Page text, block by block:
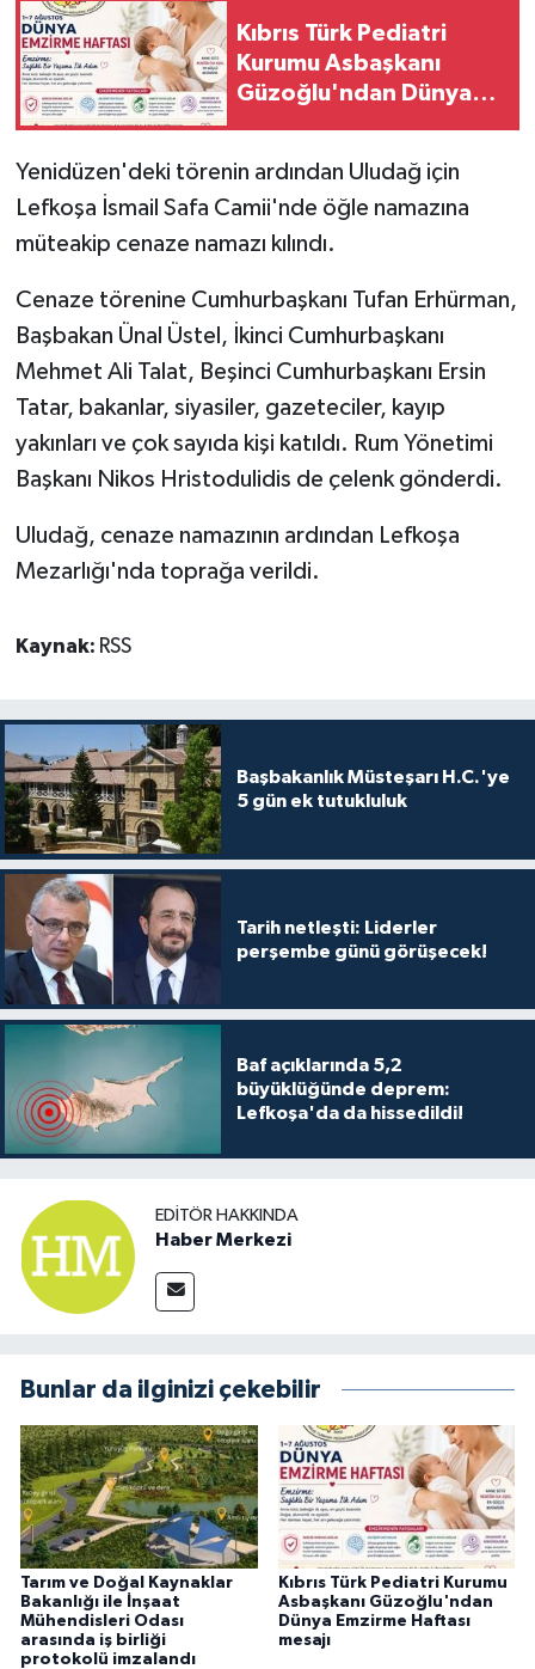
Kıbrıs Türk Pediatri
Kurumu Asbaşkanı
Güzoğlu'ndan Dünya
Yenidüzen'deki törenin ardından Uludağ için
Lefkoşa İsmail Safa Camii'nde öğle namazına
müteakip cenaze namazı kılındı.
Cenaze törenine Cumhurbaşkanı Tufan Erhürman,
Başbakan Ünal Üstel, İkinci Cumhurbaşkanı
Mehmet Ali Talat, Beşinci Cumhurbaşkanı Ersin
Tatar, bakanlar, siyasiler, gazeteciler, kayıp
yakınları ve çok sayıda kişi katıldı. Rum Yönetimi
Başkanı Nikos Hristodulidis de çelenk gönderdi.
Uludağ, cenaze namazının ardından Lefkoşa
Mezarlığı'nda toprağa verildi.
Kaynak: RSS
Başbakanlık Müsteşarı H.C.'ye
5 gün ek tutukluluk
Tarih netleşti: Liderler
perşembe günü görüşecek!
Baf açıklarında 5,2
büyüklüğünde deprem:
Lefkoşa'da da hissedildi!
EDITÖR HAKKINDA
Haber Merkezi
Bunlar da ilginizi çekebilir
Tarım ve Doğal Kaynaklar
Bakanlığı ile İnşaat
Mühendisleri Odası
arasında iş birliği
protokolü imzalandı
Kıbrıs Türk Pediatri Kurumu
Asbaşkanı Güzoğlu'ndan
Dünya Emzirme Haftası
mesajı